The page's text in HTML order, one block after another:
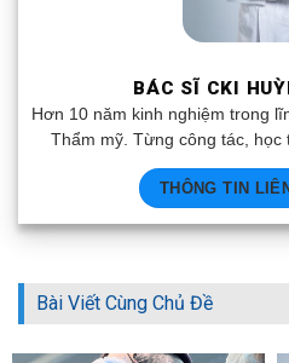
BÁC SĨ CKI
Hơn 10 năm kinh nghiệm trong
Thẩm mỹ. Từng công tác, học
THÔNG TIN
Bài Viết Cùng Chủ Đề